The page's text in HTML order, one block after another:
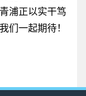
浦正以实干笃
们一起期待！